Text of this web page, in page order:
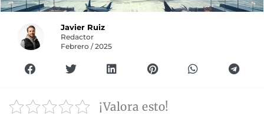
Javier Ruiz
Redactor
Febrero / 2025
¡Valora esto!